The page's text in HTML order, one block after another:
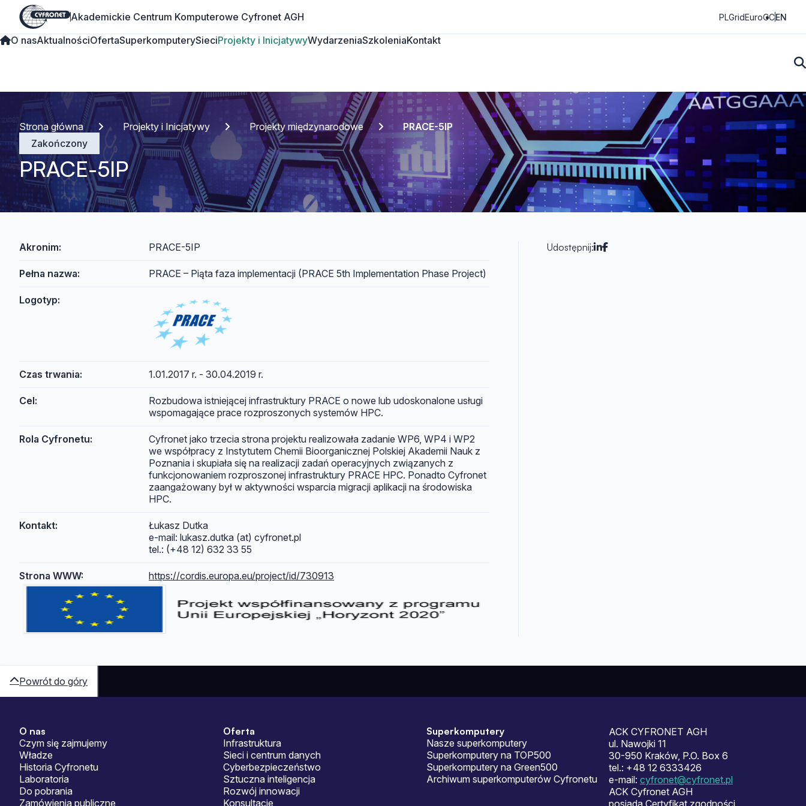
Akademickie Centrum Komputerowe Cyfronet AGH PLGridEuroCCEN
O nasAktualnościOfertaSuperkomputerySieciProjekty i InicjatywyWydarzeniaSzkoleniaKontakt
Strona główna Projekty i Inicjatywy Projekty międzynarodowe
PRACE-5IP
Zakończony
PRACE-5IP
Akronim: PRACE-5IP
Pełna nazwa: PRACE – Piąta faza implementacji (PRACE 5th Implementation Phase Project)
Logotyp:
Czas trwania: 1.01.2017 r. - 30.04.2019 r.
Cel:
Rozbudowa istniejącej infrastruktury PRACE o nowe lub udoskonalone usługi
wspomagające prace rozproszonych systemów HPC.
Rola Cyfronetu:
Cyfronet jako trzecia strona projektu realizowała zadanie WP6, WP4 i WP2
we współpracy z Instytutem Chemii Bioorganicznej Polskiej Akademii Nauk z
Poznania i skupiała się na realizacji zadań operacyjnych związanych z
funkcjonowaniem rozproszonej infrastruktury PRACE HPC. Ponadto Cyfronet
zaangażowany był w aktywności wsparcia migracji aplikacji na środowiska
HPC.
Kontakt:
Łukasz Dutka
e-mail: lukasz.dutka (at) cyfronet.pl
tel.: (+48 12) 632 33 55
Strona WWW: https://cordis.europa.eu/project/id/730913
Udostępnij:
Powrót do góry
Sitemap
O nas
Czym się zajmujemy
Władze
Historia Cyfronetu
Laboratoria
Do pobrania
Zamówienia publiczne
Oferta
Infrastruktura
Sieci i centrum danych
Cyberbezpieczeństwo
Sztuczna inteligencja
Rozwój innowacji
Konsultacje
Superkomputery
Nasze superkomputery
Superkomputery na TOP500
Superkomputery na Green500
Archiwum superkomputerów Cyfronetu
ACK CYFRONET AGH
ul. Nawojki 11
30-950 Kraków, P.O. Box 6
tel.: +48 12 6333426
e-mail: cyfronet@cyfronet.pl
ACK Cyfronet AGH
posiada Certyfikat zgodności